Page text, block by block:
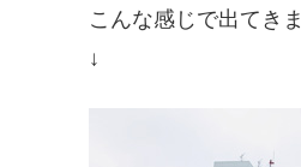
こんな感じで出てき
↓